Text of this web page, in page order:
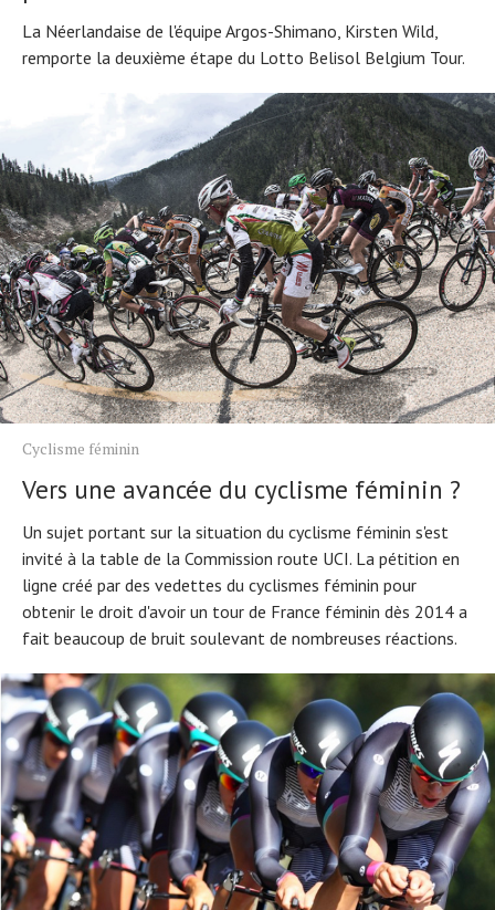
La Néerlandaise de l'équipe Argos-Shimano, Kirsten Wild,
remporte la deuxième étape du Lotto Belisol Belgium Tour.
Cyclisme féminin
Vers une avancée du cyclisme féminin ?
Un sujet portant sur la situation du cyclisme féminin s'est
invité à la table de la Commission route UCI. La pétition en
ligne créé par des vedettes du cyclismes féminin pour
obtenir le droit d'avoir un tour de France féminin dès 2014 a
fait beaucoup de bruit soulevant de nombreuses réactions.